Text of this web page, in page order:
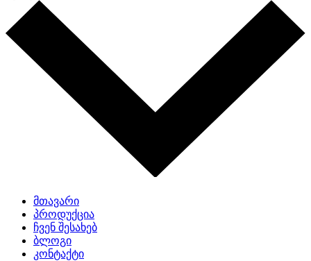
მთავარი
პროდუქცია
ჩვენ შესახებ
ბლოგი
კონტაქტი